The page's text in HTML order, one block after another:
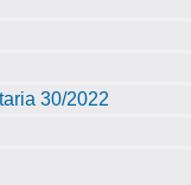
30/2022